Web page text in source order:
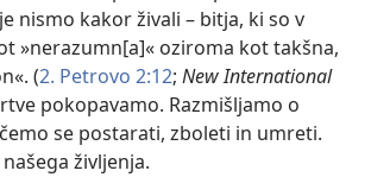
nismo kakor živali – bitja, ki so v
»nerazumn[a]« oziroma kot takšna,
(2. Petrovo 2:12; New International
pokopavamo. Razmišljamo o
se postarati, zboleti in umreti.
življenja.